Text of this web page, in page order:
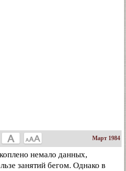
Март 1984
немало данных,
занятий бегом. Однако в